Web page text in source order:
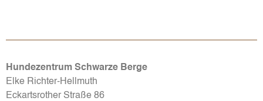
Hundezentrum Schwarze Berge
Elke Richter-Hellmuth
Eckartsrother Straße 86